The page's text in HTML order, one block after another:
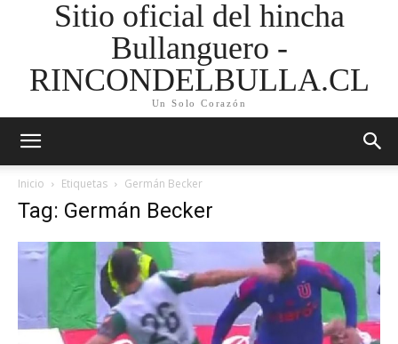
Sitio oficial del hincha
Bullanguero -
RINCONDELBULLA.CL
Un Solo Corazón
Inicio Etiquetas Germán Becker
Tag: Germán Becker